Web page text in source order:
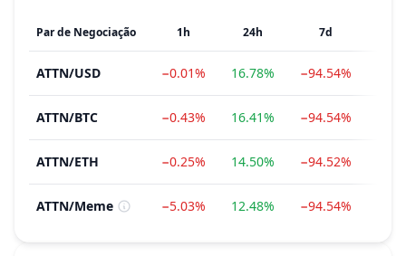
Par de Negociação 1h 24h 7d
ATTN/USD −0.01% 16.78% −94.54%
ATTN/BTC −0.43% 16.41% −94.54%
ATTN/ETH −0.25% 14.50% −94.52%
ATTN/Meme −5.03% 12.48% −94.54%